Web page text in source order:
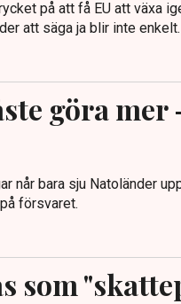
på att få EU att växa
att säga ja blir inte enkelt.
göra mer
når bara sju Natoländer
försvaret.
som